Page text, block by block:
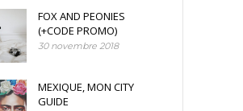
FOX AND PEONIES
(+CODE PROMO)
30 novembre 2018
MEXIQUE, MON CITY
GUIDE